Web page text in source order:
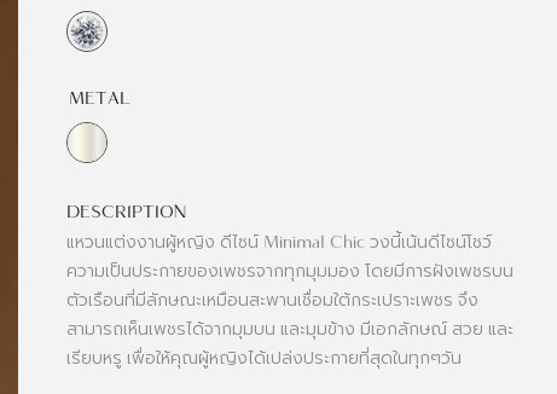
METAL
DESCRIPTION
แหวนแต่งงานผู้หญิง ดีไซน์ Minimal Chic วงนี้เน้นดีไซน์โชว์
ความเป็นประกายของเพชรจากทุกมุมมอง โดยมีการฝังเพชรบน
ตัวเรือนที่มีลักษณะเหมือนสะพานเชื่อมใต้กระเปราะเพชร จึง
สามารถเห็นเพชรได้จากมุมบน และมุมข้าง มีเอกลักษณ์ สวย และ
เรียบหรู เพื่อให้คุณผู้หญิงได้เปล่งประกายที่สุดในทุกๆวัน